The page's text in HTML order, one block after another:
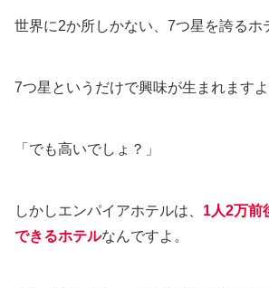
世界に2か所しかない、7つ星を誇るホ
7つ星というだけで興味が生まれますよ
「でも高いでしょ？」
しかしエンパイアホテルは、 1人2万前
できるホテルなんですよ。